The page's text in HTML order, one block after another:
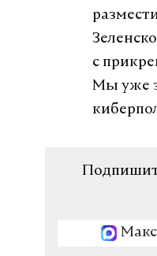
с
Мы уже
Макс